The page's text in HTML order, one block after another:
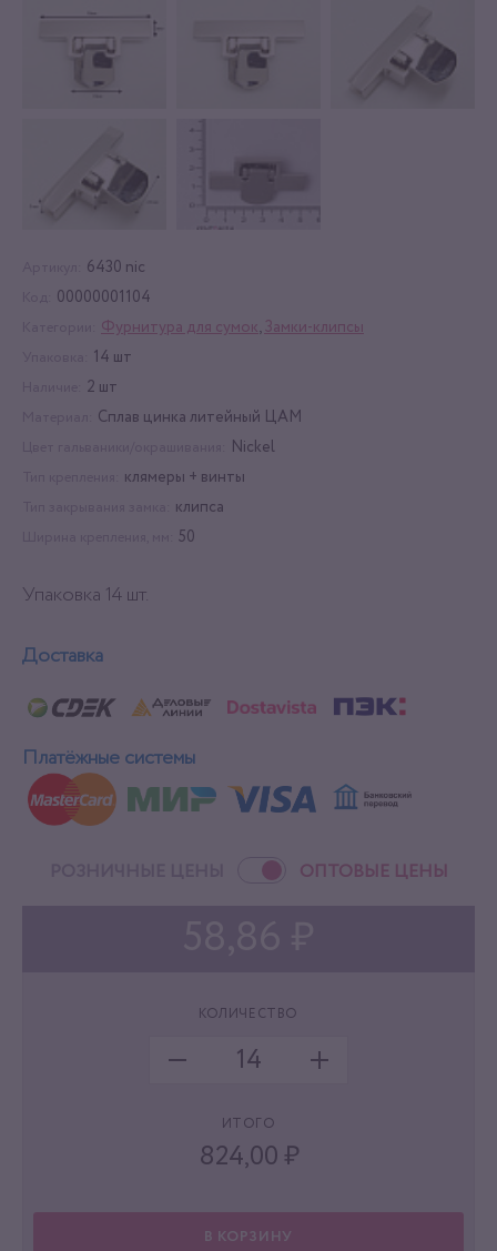
6430 nic
00000001104
Фурнитура для сумок, Замки-клипсы
14 шт
2 шт
Сплав цинка литейный ЦАМ
Nickel
клямеры + винты
клипса
50
Упаковка 14 шт.
Доставка
Платёжные системы
ОПТОВЫЕ ЦЕНЫ
КОЛИЧЕСТВО
ИТОГО
824,00 ₽
В КОРЗИНУ